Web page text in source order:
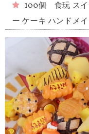
100個 食玩 スイ
ー ケーキ ハンドメ